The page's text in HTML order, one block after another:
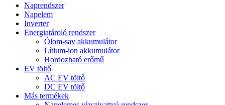
Naprendszer
Napelem
Inverter
Energiatároló rendszer
Ólom-sav akkumulátor
Lítium-ion akkumulátor
Hordozható erőmű
EV töltő
AC EV töltő
DC EV töltő
Más termékek